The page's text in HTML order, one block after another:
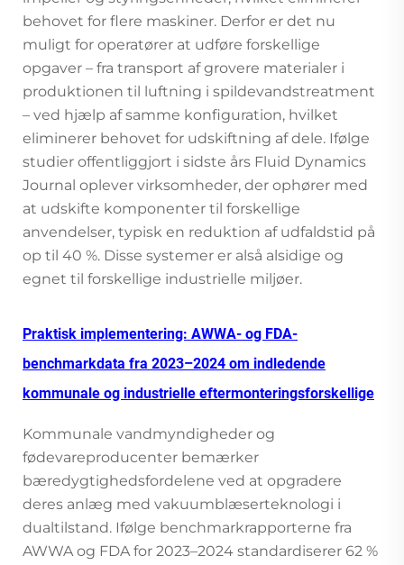
behovet for flere maskiner. Derfor er det nu
muligt for operatører at udføre forskellige
opgaver – fra transport af grovere materialer i
produktionen til luftning i spildevandstreatment
– ved hjælp af samme konfiguration, hvilket
eliminerer behovet for udskiftning af dele. Ifølge
studier offentliggjort i sidste års Fluid Dynamics
Journal oplever virksomheder, der ophører med
at udskifte komponenter til forskellige
anvendelser, typisk en reduktion af udfaldstid på
op til 40 %. Disse systemer er alså alsidige og
egnet til forskellige industrielle miljøer.
Praktisk implementering: AWWA- og FDA-
benchmarkdata fra 2023–2024 om indledende
kommunale og industrielle eftermonteringsforskellige
Kommunale vandmyndigheder og
fødevareproducenter bemærker
bæredygtighedsfordelene ved at opgradere
deres anlæg med vakuumblæserteknologi i
dualtilstand. Ifølge benchmarkrapporterne fra
AWWA og FDA for 2023–2024 standardiserer 62 %